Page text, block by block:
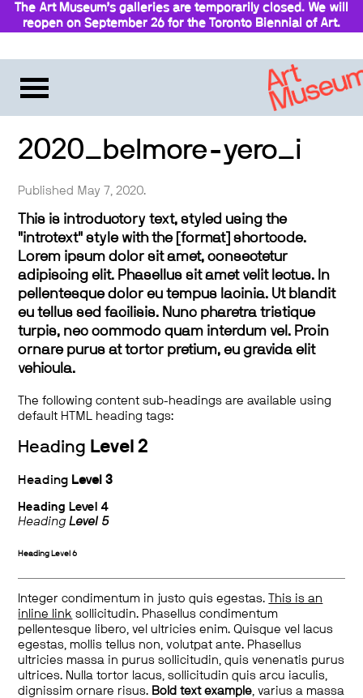
The Art Museum’s galleries are temporarily closed. We will
reopen on September 26 for the Toronto Biennial of Art.
2020_belmore-yero_i
Published May 7, 2020.
This is introductory text, styled using the
"introtext" style with the [format] shortcode.
Lorem ipsum dolor sit amet, consectetur
adipiscing elit. Phasellus sit amet velit lectus. In
pellentesque dolor eu tempus lacinia. Ut blandit
eu tellus sed facilisis. Nunc pharetra tristique
turpis, nec commodo quam interdum vel. Proin
ornare purus at tortor pretium, eu gravida elit
vehicula.
The following content sub-headings are available using
default HTML heading tags:
Heading Level 2
Heading Level 3
Heading Level 4
HeadingLevel 5
Heading Level 6
Integer condimentum in justo quis egestas.
This is an
inline link sollicitudin. Phasellus condimentum
pellentesque libero, vel ultricies enim. Quisque vel lacus
egestas, mollis tellus non, volutpat ante. Phasellus
ultricies massa in purus sollicitudin, quis venenatis purus
ultrices. Nulla tortor lacus, sollicitudin quis arcu iaculis,
dignissim ornare risus. Bold text example, varius a massa